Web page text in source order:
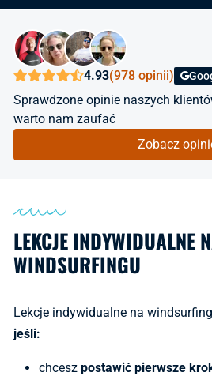
4.93(978 opinii)
Sprawdzone opinie naszych
warto nam zaufać
Zobacz
LEKCJE INDYWIDUALNE
WINDSURFINGU
Lekcje indywidualne na
jeśli:
chcesz postawić pierwsze